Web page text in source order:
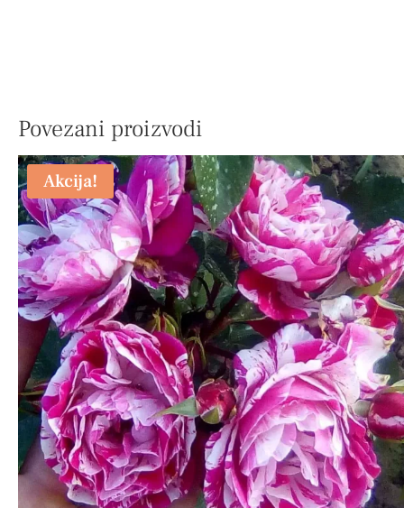
Povezani proizvodi
Akcija!